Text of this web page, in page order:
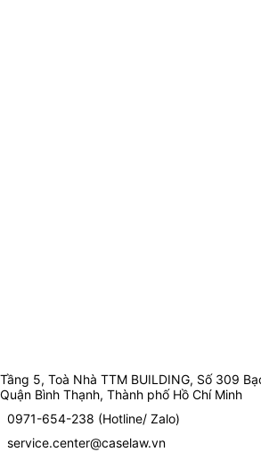
Tầng 5, Toà Nhà TTM BUILDING, Số 309
Quận Bình Thạnh, Thành phố Hồ Chí Minh
0971-654-238 (Hotline/ Zalo)
service.center@caselaw.vn